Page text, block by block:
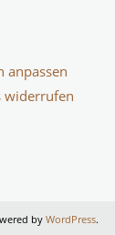
anpassen
widerrufen
by WordPress.